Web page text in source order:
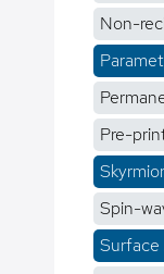
Non-
Pre-
Spin-
Surface